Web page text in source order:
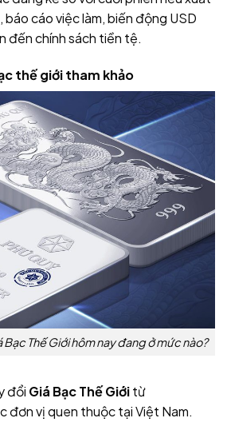
báo cáo việc làm, biến động USD
đến chính sách tiền tệ.
thế giới tham khảo
Bạc Thế Giới hôm nay đang ở mức nào?
đổi Giá Bạc Thế Giớitừ
đơn vị quen thuộc tại Việt Nam.